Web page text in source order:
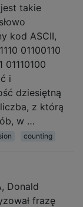
takie
kod ASCII,
01100110
01110100
i
dziesiętną
z którą
w …
counting
Donald
frazę